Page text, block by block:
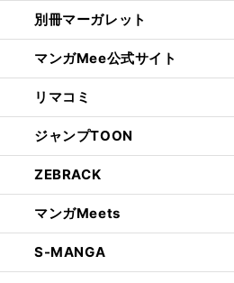
別冊マーガレット
マンガMee公式サイト
リマコミ
ジャンプTOON
ZEBRACK
マンガMeets
S-MANGA